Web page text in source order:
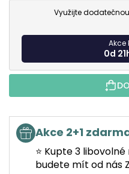
Využijte
Akce
0d
Akce 2+1
⭐ Kupte 3
budete mít od nás